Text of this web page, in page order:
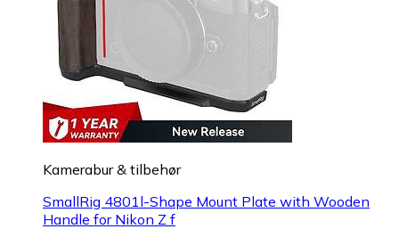
Kamerabur & tilbehør
SmallRig 4801l-Shape Mount Plate with Wooden
Handle for Nikon Z f